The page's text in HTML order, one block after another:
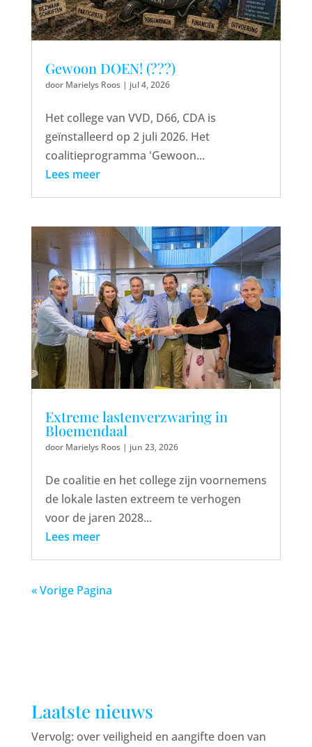
Gewoon DOEN! (???)
door Marielys Roos| jul 4, 2026
Het college van VVD, D66, CDA is
geïnstalleerd op 2 juli 2026. Het
coalitieprogramma 'Gewoon...
Lees meer
Extreme lastenverzwaring in
Bloemendaal
door Marielys Roos| jun 23, 2026
De coalitie en het college zijn voornemens
de lokale lasten extreem te verhogen
voor de jaren 2028...
Lees meer
« Vorige Pagina
Laatste nieuws
Vervolg: over veiligheid en aangifte doen van